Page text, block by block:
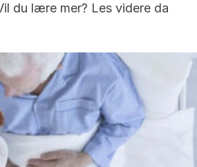
du lære mer? Les videre da